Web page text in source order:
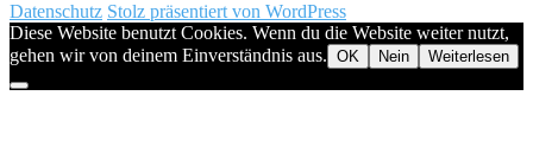
Datenschutz Stolz präsentiert von WordPress
Diese Website benutzt Cookies. Wenn du die Website weiter nutzt,
gehen wir von deinem Einverständnis aus. OK Nein Weiterlesen